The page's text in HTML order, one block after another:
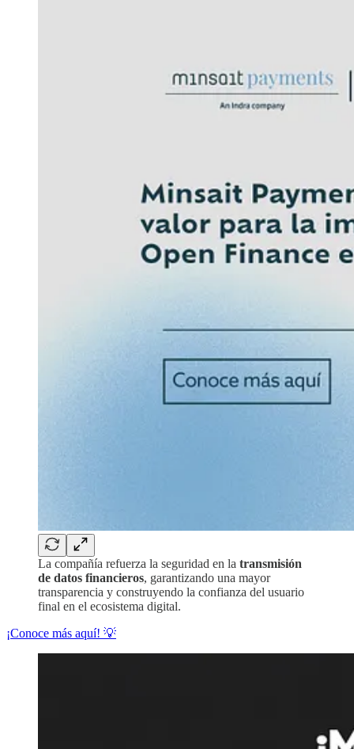
La compañía refuerza la seguridad en la transmisión
de datos financieros, garantizando una mayor
transparencia y construyendo la confianza del usuario
final en el ecosistema digital.
¡Conoce más aquí! 💡